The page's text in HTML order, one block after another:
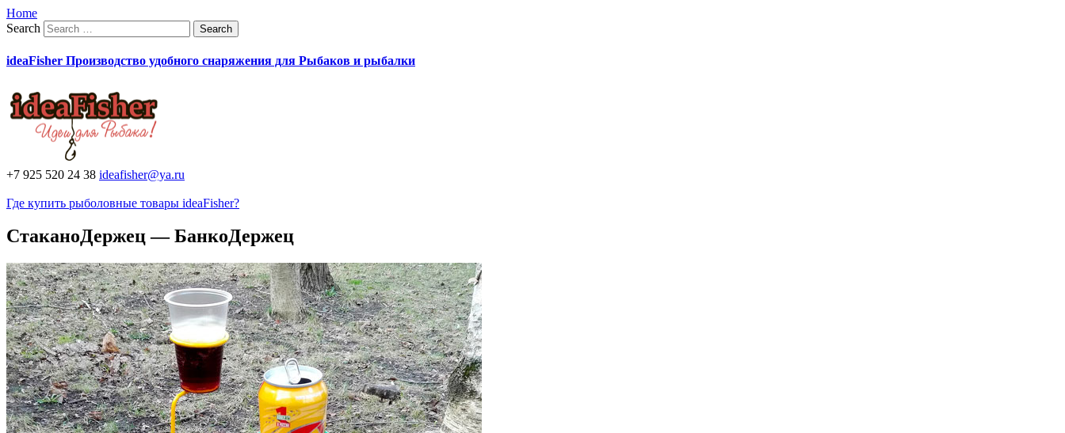
Home
Search
ideaFisher Производство удобного снаряжения для Рыбаков и рыбалки
+7 925 520 24 38 ideafisher@ya.ru
Где купить рыболовные товары ideaFisher?
СтаканоДержец — БанкоДержец